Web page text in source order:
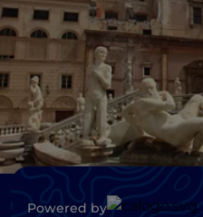
Powered by